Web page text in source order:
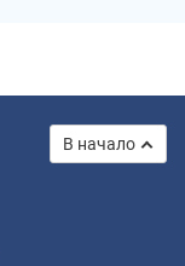
В начало